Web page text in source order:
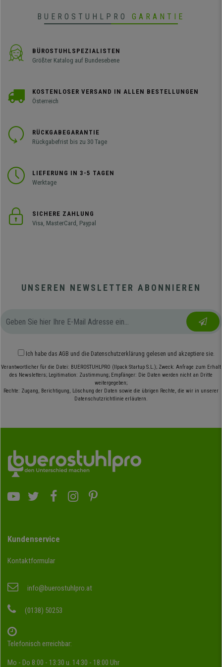
BUEROSTUHLPRO GARANTIE
BÜROSTUHLSPEZIALISTEN
Größter Katalog auf Bundesebene
KOSTENLOSER VERSAND IN ALLEN BESTELLUNGEN
Österreich
RÜCKGABEGARANTIE
Rückgabefrist bis zu 30 Tage
LIEFERUNG IN 3-5 TAGEN
Werktage
SICHERE ZAHLUNG
Visa, MasterCard, Paypal
UNSEREN NEWSLETTER ABONNIEREN
Ich habe das AGB und die Datenschutzerklärung gelesen und akzeptiere sie.
Verantwortlicher für die Datei: BUEROSTUHLPRO (Ilpack Startup S.L.); Zweck: Anfrage zum Erhalt
des Newsletters; Legitimation: Zustimmung; Empfänger: Die Daten werden nicht an Dritte
weitergegeben;
Rechte: Zugang, Berichtigung, Löschung der Daten sowie die übrigen Rechte, die wir in unserer
Datenschutzrichtlinie erläutern.
Kundenservice
Kontaktformular
info@buerostuhlpro.at
(0138) 50253
Telefonisch erreichbar:
Mo - Do 8:00 - 13:30 u. 14:30 - 18:00 Uhr